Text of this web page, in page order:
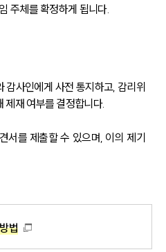
주체를 확정하게 됩니다.
감사인에게 사전 통지하고, 감리위
제재 여부를 결정합니다.
서를 제출할 수 있으며, 이의 제기
법